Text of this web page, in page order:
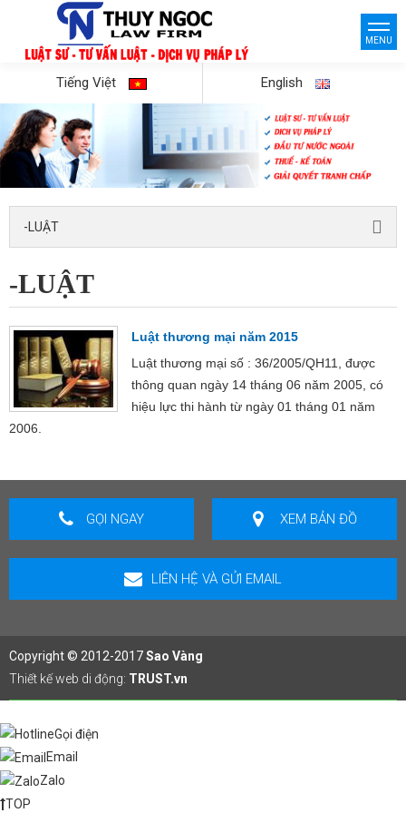
MENU
Tiếng Việt English
-LUẬT
-LUẬT
Luật thương mại năm 2015
Luật thương mại số : 36/2005/QH11, được
thông quan ngày 14 tháng 06 năm 2005, có
hiệu lực thi hành từ ngày 01 tháng 01 năm
2006.
GỌI NGAY XEM BẢN ĐỒ
LIÊN HỆ VÀ GỬI EMAIL
Copyright © 2012-2017Sao Vàng
Thiết kế web di động: TRUST.vn
Gọi điện
Email
Zalo
TOP